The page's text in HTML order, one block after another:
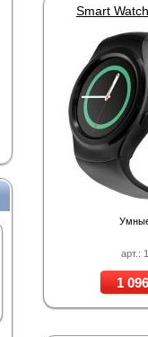
арт.:
Smart
1